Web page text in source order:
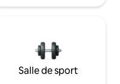
Salle de sport